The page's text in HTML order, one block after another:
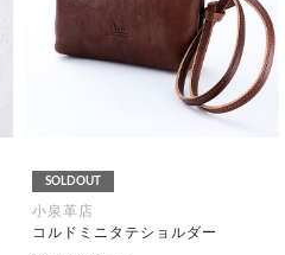
SOLDOUT
小泉革店
コルドミニタテショルダー